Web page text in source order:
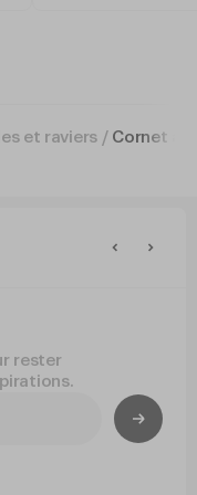
et raviers / Cornet à
rester